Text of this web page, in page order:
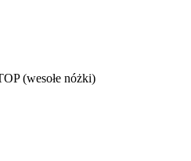
(wesołe nóżki)